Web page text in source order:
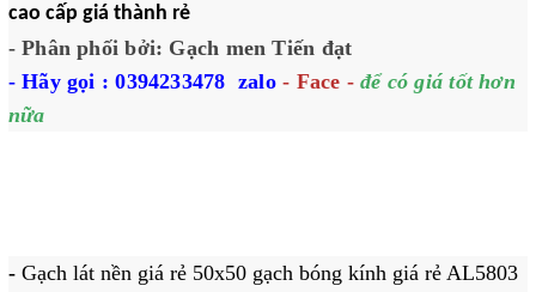
cao cấp giá thành rẻ
- Phân phối bởi: Gạch men Tiến đạt
- Hãy gọi : 0394233478 zalo- Face -để có giá tốt hơn
nữa
- Gạch lát nền giá rẻ 50x50 gạch bóng kính giá rẻ AL5803